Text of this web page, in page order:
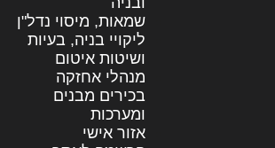
שמאות, מיסוי נדל"ן
ליקויי בניה, בעיות
ושיטות איטום
מנהלי אחזקה
בכירים מבנים
ומערכות
אזור אישי